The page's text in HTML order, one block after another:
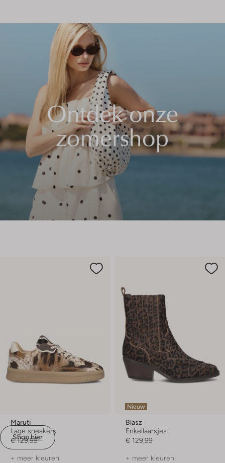
Shop hier
Maruti
Lage sneakers
€ 129,99
+ meer kleuren
Nieuw
Blasz
Enkellaarsjes
€ 129,99
+ meer kleuren